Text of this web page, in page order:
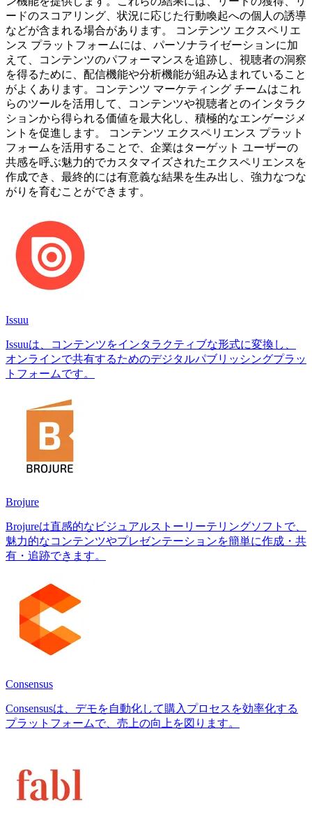
ードのスコアリング、状況に応じた行動喚起への個人の誘導
などが含まれる場合があります。 コンテンツ エクスペリエ
ンス プラットフォームには、パーソナライゼーションに加
えて、コンテンツのパフォーマンスを追跡し、視聴者の洞察
を得るために、配信機能や分析機能が組み込まれていること
がよくあります。コンテンツ マーケティング チームはこれ
らのツールを活用して、コンテンツや視聴者とのインタラク
ションから得られる価値を最大化し、積極的なエンゲージメ
ントを促進します。 コンテンツ エクスペリエンス プラット
フォームを活用することで、企業はターゲット ユーザーの
共感を呼ぶ魅力的でカスタマイズされたエクスペリエンスを
作成でき、最終的には有意義な結果を生み出し、強力なつな
がりを育むことができます。
Issuu
Issuuは、コンテンツをインタラクティブな形式に変換し、
オンラインで共有するためのデジタルパブリッシングプラッ
トフォームです。
Brojure
Brojureは直感的なビジュアルストーリーテリングソフトで、
魅力的なコンテンツやプレゼンテーションを簡単に作成・共
有・追跡できます。
Consensus
Consensusは、デモを自動化して購入プロセスを効率化する
プラットフォームで、売上の向上を図ります。